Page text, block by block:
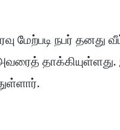
மேற்படி நபர்